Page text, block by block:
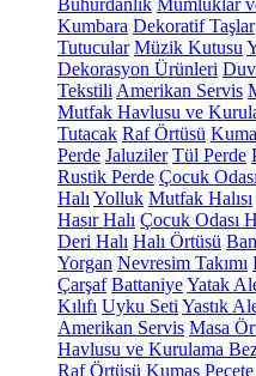
Buhurdanlık Mumluklar
Kumbara Dekoratif Taşlar
Tutucular Müzik Kutusu
Dekorasyon Ürünleri
Tekstili Amerikan Servis
Mutfak Havlusu ve
Tutacak Raf Örtüsü
Perde Jaluziler Tül Perde
Rustik Perde Çocuk
Halı Yolluk Mutfak Halısı
Hasır Halı Çocuk Odası
Deri Halı Halı Örtüsü
Yorgan Nevresim Takımı
Çarşaf BattaniyeYatak
Kılıfı Uyku Seti Yastık
Amerikan Servis Masa
Havlusu ve Kurulama
Raf Örtüsü Kumaş Peçete